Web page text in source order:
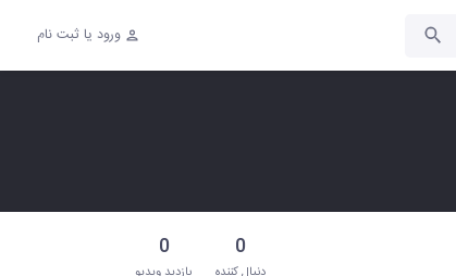
ورود یا ثبت نام
0
0